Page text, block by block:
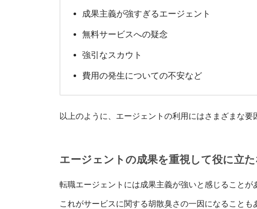
成果主義が強すぎるエージェント
無料サービスへの疑念
強引なスカウト
費用の発生についての不安など
以上のように、エージェントの利用にはさまざまな要
エージェントの成果を重視して役に立
転職エージェントには成果主義が強いと感じることが
これがサービスに関する胡散臭さの一因になることも